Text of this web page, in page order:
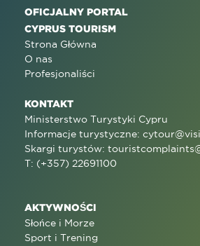
OFICJALNY PORTAL
CYPRUS TOURISM
Strona Główna
O nas
Profesjonaliści
KONTAKT
Ministerstwo Turystyki Cypru
Informacje turystyczne:
Skargi turystów:
T: (+357) 22691100
AKTYWNOŚCI
Słońce i Morze
Sport i Trening